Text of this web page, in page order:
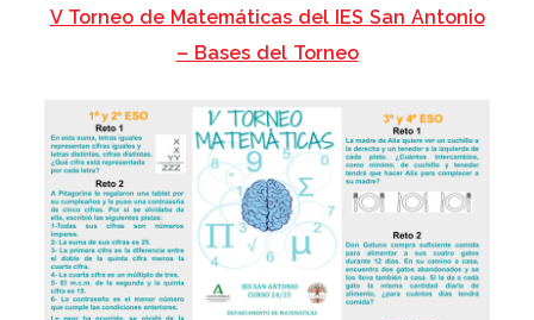
V Torneo de Matemáticas del IES San Antonio
– Bases del Torneo